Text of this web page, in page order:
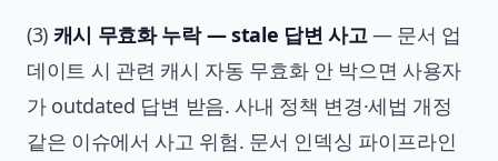
(3) 캐시 무효화 누락 — stale 답변 사고— 문서 업
데이트 시 관련 캐시 자동 무효화 안 박으면 사용자
가 outdated 답변 받음. 사내 정책 변경·세법 개정
같은 이슈에서 사고 위험. 문서 인덱싱 파이프라인